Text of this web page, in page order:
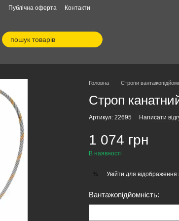
Публічна оферта Контакти
Головна Стропи
Строп
Артикул: 22695 Написати
1 074 грн
В наявності
% Увійти для відображення
Вантажопідйомність: